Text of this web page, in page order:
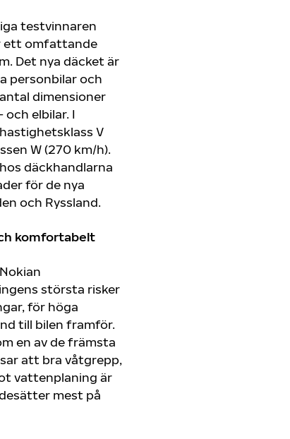
testvinnaren
ett omfattande
Det nya däcket är
personbilar och
dimensioner
och elbilar. I
V
W (270 km/h).
däckhandlarna
för de nya
och Ryssland.
komfortabelt
största risker
för höga
till bilen framför.
en av de främsta
att bra våtgrepp,
vattenplaning är
mest på